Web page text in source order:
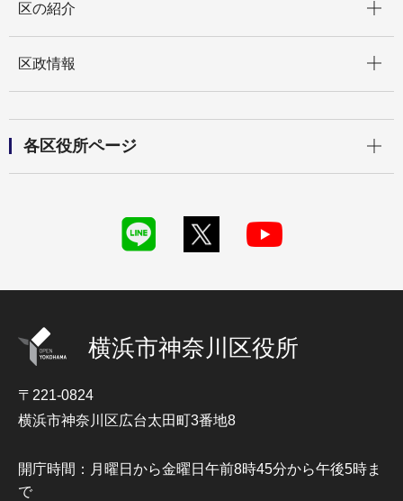
区の紹介
区政情報
各区役所ページ
横浜市神奈川区役所
〒221-0824
横浜市神奈川区広台太田町3番地8
開庁時間：月曜日から金曜日午前8時45分から午後5時ま
で